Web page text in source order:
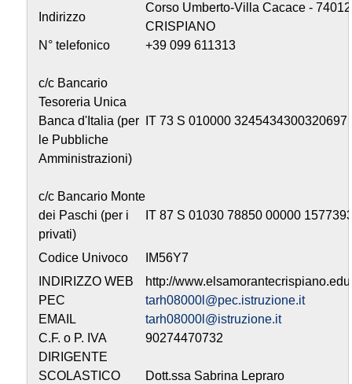
Indirizzo
Corso Umberto-Villa Cacace - 74012
CRISPIANO
N° telefonico
+39 099 611313
c/c Bancario
Tesoreria Unica
Banca d'Italia (per
le Pubbliche
Amministrazioni)
IT 73 S 010000 3245434300320697
c/c Bancario Monte
dei Paschi (per i
privati)
IT 87 S 01030 78850 00000
Codice Univoco
IM56Y7
INDIRIZZO WEB
http://
PEC
tarh08000l@pec.istruzione.it
EMAIL
tarh08000l@istruzione.it
C.F. o P. IVA
90274470732
DIRIGENTE
SCOLASTICO
Dott.ssa Sabrina Lepraro